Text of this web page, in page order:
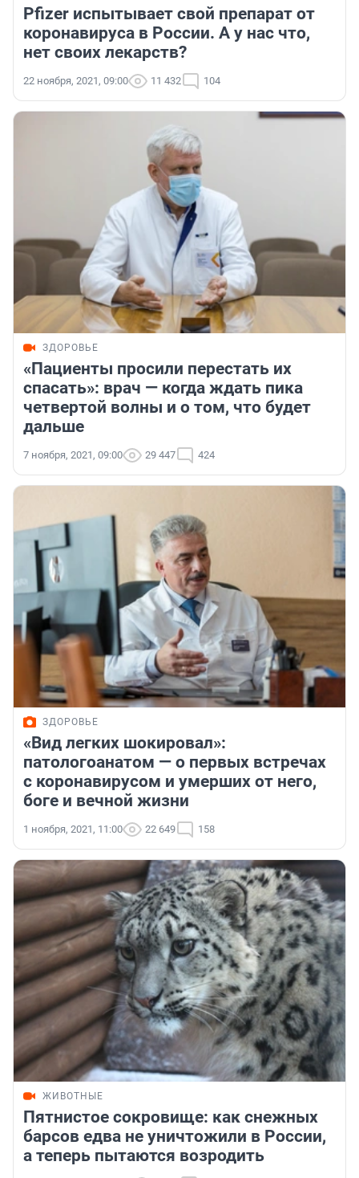
Pfizer испытывает свой препарат от
коронавируса в России. А у нас что,
нет своих лекарств?
22 ноября, 2021, 09:00 11 432 104
ЗДОРОВЬЕ
«Пациенты просили перестать их
спасать»: врач — когда ждать пика
четвертой волны и о том, что будет
дальше
7 ноября, 2021, 09:00 29 447 424
ЗДОРОВЬЕ
«Вид легких шокировал»:
патологоанатом — о первых встречах
с коронавирусом и умерших от него,
боге и вечной жизни
1 ноября, 2021, 11:00 22 649 158
ЖИВОТНЫЕ
Пятнистое сокровище: как снежных
барсов едва не уничтожили в России,
а теперь пытаются возродить